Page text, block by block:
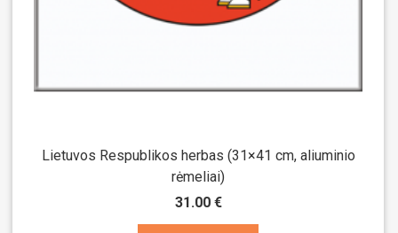
Lietuvos Respublikos herbas (31×41 cm, aliuminio
rėmeliai)
31.00 €